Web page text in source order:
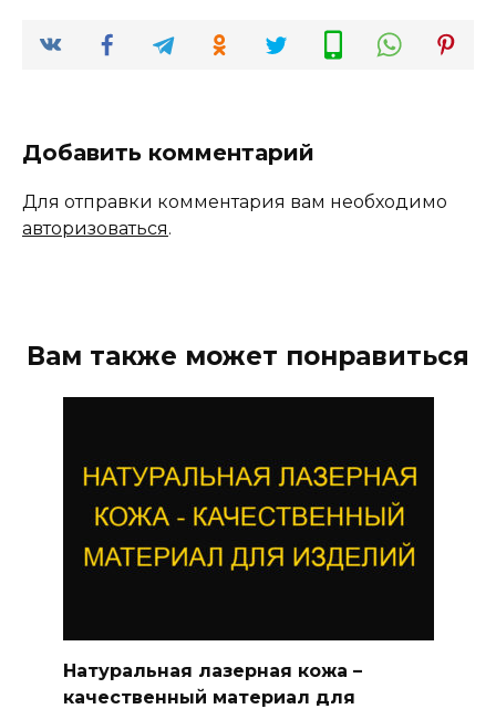
Добавить комментарий
Для отправки комментария вам необходимо
авторизоваться.
Вам также может понравиться
Натуральная лазерная кожа –
качественный материал для